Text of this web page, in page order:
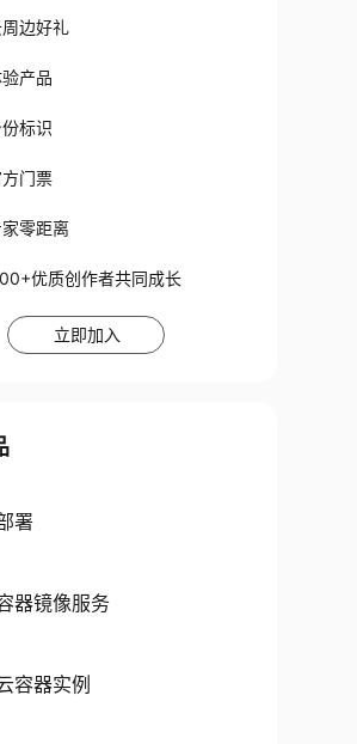
边好礼
产品
标识
门票
零距离
优质创作者共同成长
立即加入
署
器镜像服务
容器实例